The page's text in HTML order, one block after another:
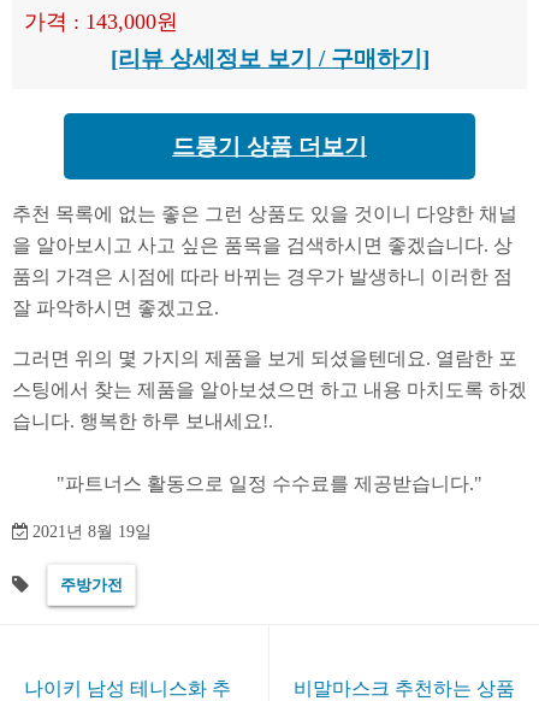
가격 : 143,000원
[리뷰 상세정보 보기 / 구매하기]
드롱기 상품 더보기
추천 목록에 없는 좋은 그런 상품도 있을 것이니 다양한 채널
을 알아보시고 사고 싶은 품목을 검색하시면 좋겠습니다. 상
품의 가격은 시점에 따라 바뀌는 경우가 발생하니 이러한 점
잘 파악하시면 좋겠고요.
그러면 위의 몇 가지의 제품을 보게 되셨을텐데요. 열람한 포
스팅에서 찾는 제품을 알아보셨으면 하고 내용 마치도록 하겠
습니다. 행복한 하루 보내세요!.
2021년 8월 19일
주방가전
나이키 남성 테니스화 추 비말마스크 추천하는 상품